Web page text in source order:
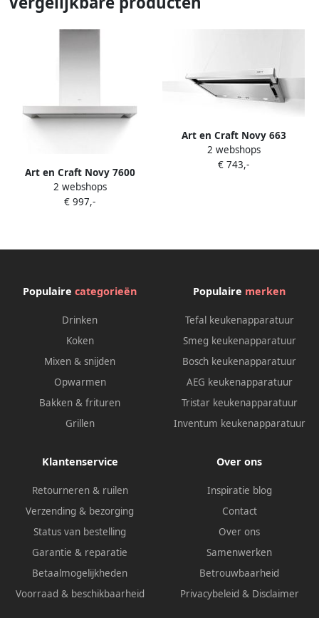
Art en Craft Novy 7600
wandkap flat\\\&apos;line
met motor 90 cm inox spots
2 webshops
€ 997,-
Art en Craft Novy 663
uitschuifkap 60 cm inox
2 webshops
€ 743,-
Populaire categorieën
Drinken
Koken
Mixen & snijden
Opwarmen
Bakken & frituren
Grillen
Populaire merken
Tefal keukenapparatuur
Smeg keukenapparatuur
Bosch keukenapparatuur
AEG keukenapparatuur
Tristar keukenapparatuur
Inventum keukenapparatuur
Klantenservice
Retourneren & ruilen
Verzending & bezorging
Status van bestelling
Garantie & reparatie
Betaalmogelijkheden
Voorraad & beschikbaarheid
Over ons
Inspiratie blog
Contact
Over ons
Samenwerken
Betrouwbaarheid
Privacybeleid & Disclaimer